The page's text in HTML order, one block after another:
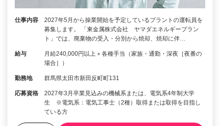
仕事内容
2027年5月から操業開始を予定しているプラントの運転員を
募集します。 「東金属株式会社 ヤマダエネルギープラン
ト」では、廃棄物の受入・分別から焼却、焼却に伴…
給与
月給240,000円以上＋各種手当（家族・通勤・深夜［夜番の
場合］）
勤務地 群馬県太田市新田反町町131
応募資格
2027年3月卒業見込みの機械系または、電気系4年制大学
生 ※電気系：電気工事士（2種）取得または取得を目指し
ている方